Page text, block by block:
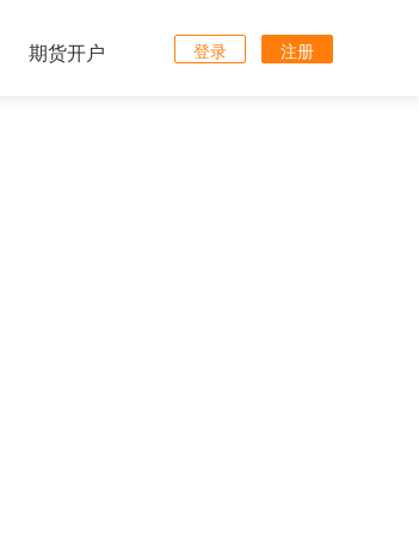
期货开户 登录 注册